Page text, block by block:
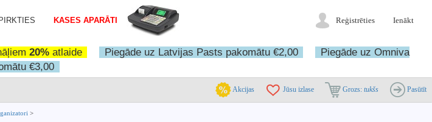
KASES APARĀTI Reģistrēties Ienākt
20%atlaide Piegāde uz Latvijas Pasts pakomātu €2,00
Piegāde uz Omniva
€3,00
Akcijas Jūsu izlase Grozs: tukšs Pasūtīt
>